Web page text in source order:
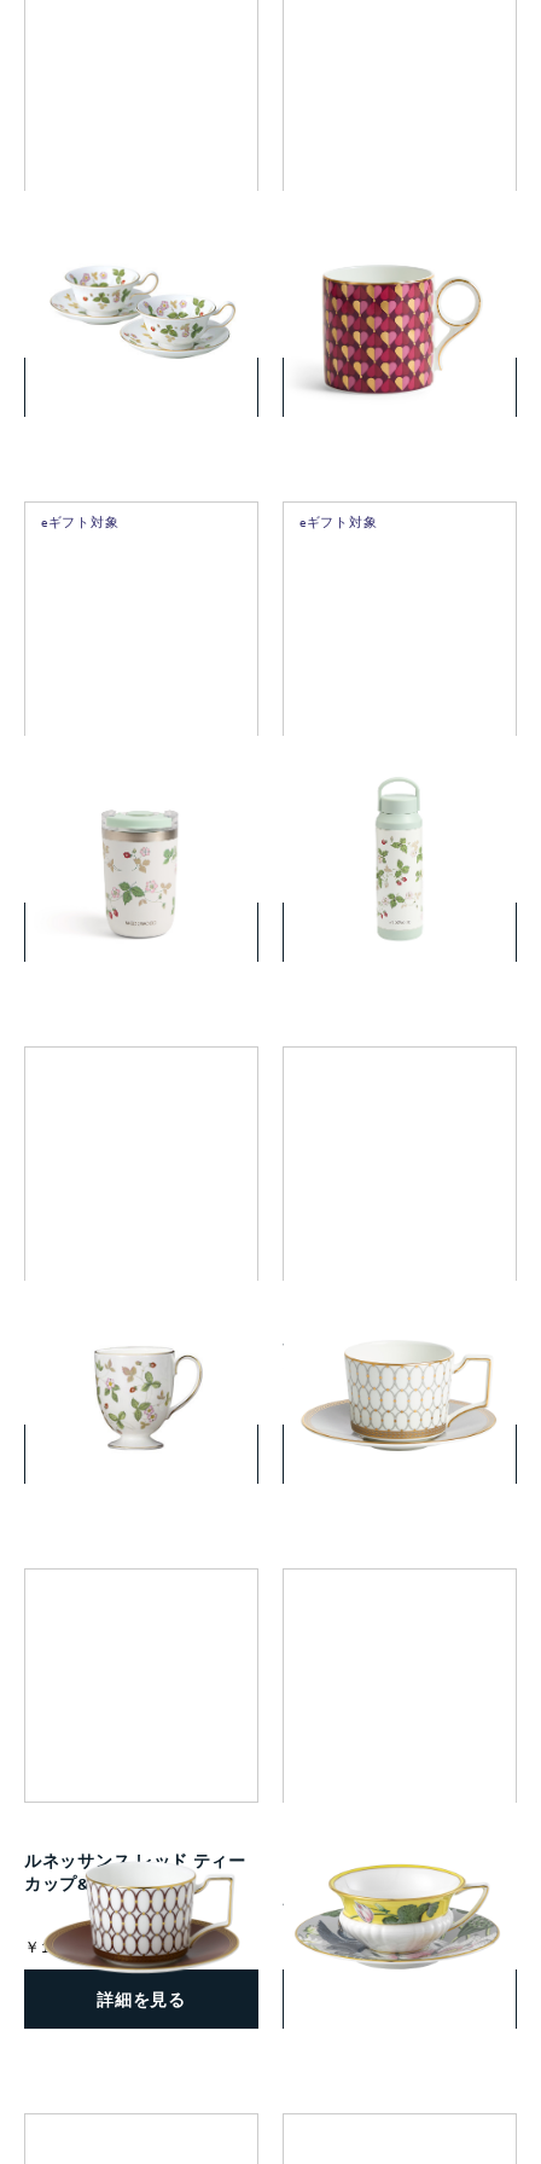
ーカップ&ソーサー (ピオニ
ー) ペア
(税込) ￥11,000 (税込)
詳細を見る
eギフト対象
ドリンクタンブラー（ステン
(税込)
詳細を見る
eギフト対象
ワイルド ストロベリー サー
(税込)
詳細を見る
（リー）
(税込)
詳細を見る
ルネッサンス グレイ ティー
カップ&ソーサー
￥16,500 (税込)
詳細を見る
ルネッサンス レッド ティー
カップ&ソーサー
￥16,500 (税込)
詳細を見る
ワンダーラスト ウォーター
リリー ティーカップ＆ソー
サー
￥11,000 (税込)